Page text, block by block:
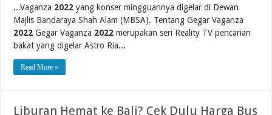
...Vaganza 2022 yang konser mingguannya digelar di Dewan
Majlis Bandaraya Shah Alam (MBSA). Tentang Gegar Vaganza
2022 Gegar Vaganza 2022 merupakan seri Reality TV pencarian
bakat yang digelar Astro Ria...
Read More »
Liburan Hemat ke Bali? Cek Dulu Harga Bus